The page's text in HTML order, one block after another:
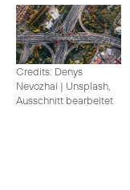
Credits: Denys
Nevozhai | Unsplash,
Ausschnitt bearbeitet